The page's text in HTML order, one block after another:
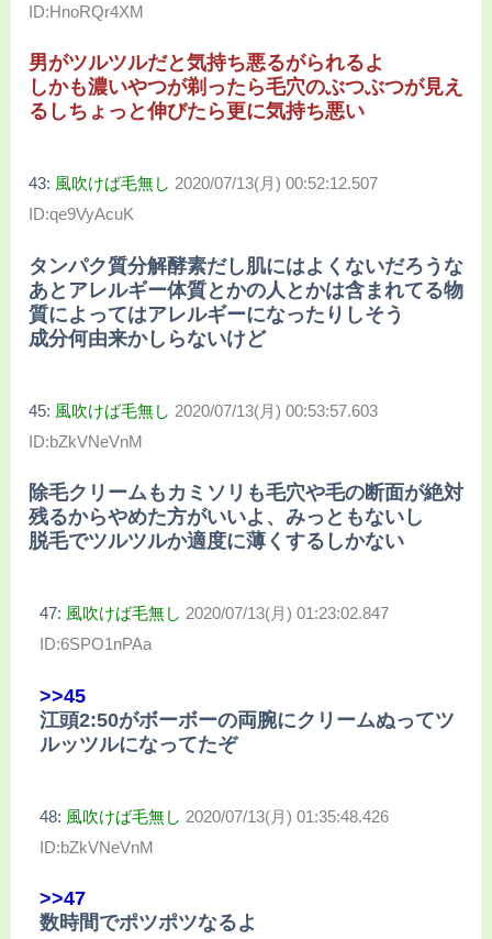
ID:HnoRQr4XM
男がツルツルだと気持ち悪るがられるよ
しかも濃いやつが剃ったら毛穴のぶつぶつが見え
るしちょっと伸びたら更に気持ち悪い
43: 風吹けば毛無し 2020/07/13(月) 00:52:12.507
ID:qe9VyAcuK
タンパク質分解酵素だし肌にはよくないだろうな
あとアレルギー体質とかの人とかは含まれてる物
質によってはアレルギーになったりしそう
成分何由来かしらないけど
45: 風吹けば毛無し 2020/07/13(月) 00:53:57.603
ID:bZkVNeVnM
除毛クリームもカミソリも毛穴や毛の断面が絶対
残るからやめた方がいいよ、みっともないし
脱毛でツルツルか適度に薄くするしかない
47: 風吹けば毛無し 2020/07/13(月) 01:23:02.847
ID:6SPO1nPAa
>>45
江頭2:50がボーボーの両腕にクリームぬってツ
ルッツルになってたぞ
48: 風吹けば毛無し 2020/07/13(月) 01:35:48.426
ID:bZkVNeVnM
>>47
数時間でポツポツなるよ